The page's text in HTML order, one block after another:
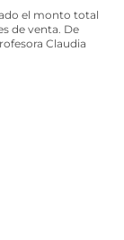
el monto total
de venta. De
Claudia